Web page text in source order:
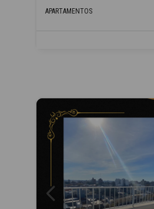
APARTAMENTOS